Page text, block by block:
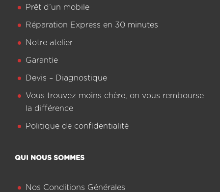
Prêt d’un mobile
Réparation Express en 30 minutes
Notre atelier
Garantie
Devis – Diagnostique
Vous trouvez moins chère, on vous rembourse
la différence
Politique de confidentialité
QUI NOUS SOMMES
Nos Conditions Générales